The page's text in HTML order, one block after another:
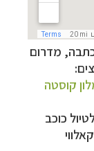
מדרום
קוסטה
כוכב
לחצו לרשימת
היעדים »
היעדים »